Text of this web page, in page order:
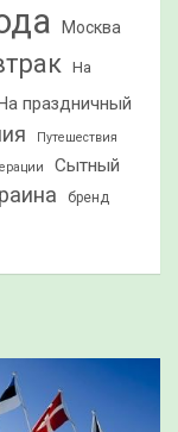
Москва
На
На праздничный
Путешествия
Сытный
бренд